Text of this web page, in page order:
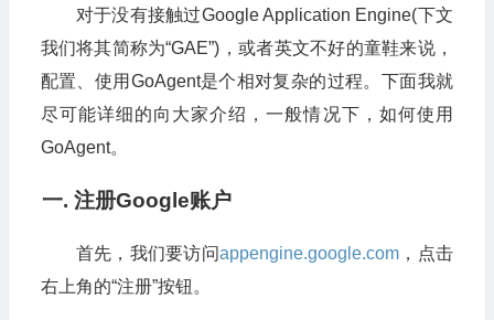
对于没有接触过Google Application Engine(下文
我们将其简称为“GAE”)，或者英文不好的童鞋来说，
配置、使用GoAgent是个相对复杂的过程。下面我就
尽可能详细的向大家介绍，一般情况下，如何使用
GoAgent。
一. 注册Google账户
首先，我们要访问appengine.google.com ，点击
右上角的“注册”按钮。